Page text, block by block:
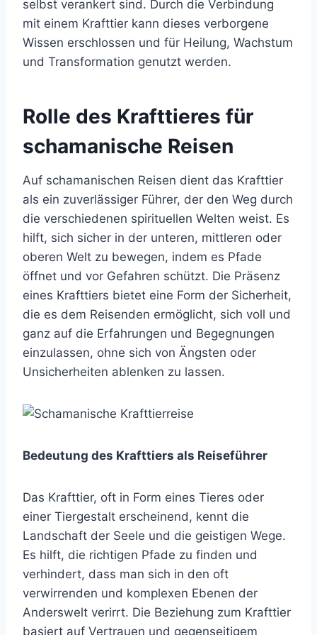
selbst verankert sind. Durch die Verbindung
mit einem Krafttier kann dieses verborgene
Wissen erschlossen und für Heilung, Wachstum
und Transformation genutzt werden.
Rolle des Krafttieres für
schamanische Reisen
Auf schamanischen Reisen dient das Krafttier
als ein zuverlässiger Führer, der den Weg durch
die verschiedenen spirituellen Welten weist. Es
hilft, sich sicher in der unteren, mittleren oder
oberen Welt zu bewegen, indem es Pfade
öffnet und vor Gefahren schützt. Die Präsenz
eines Krafttiers bietet eine Form der Sicherheit,
die es dem Reisenden ermöglicht, sich voll und
ganz auf die Erfahrungen und Begegnungen
einzulassen, ohne sich von Ängsten oder
Unsicherheiten ablenken zu lassen.
Bedeutung des Krafttiers als Reiseführer
Das Krafttier, oft in Form eines Tieres oder
einer Tiergestalt erscheinend, kennt die
Landschaft der Seele und die geistigen Wege.
Es hilft, die richtigen Pfade zu finden und
verhindert, dass man sich in den oft
verwirrenden und komplexen Ebenen der
Anderswelt verirrt. Die Beziehung zum Krafttier
basiert auf Vertrauen und gegenseitigem